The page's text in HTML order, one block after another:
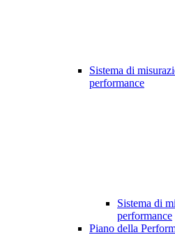
Sistema di
performance
Sistema di
performance
Piano della